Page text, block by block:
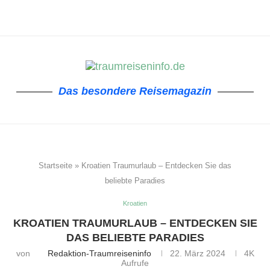
Das besondere Reisemagazin
Startseite » Kroatien Traumurlaub – Entdecken Sie das
beliebte Paradies
Kroatien
KROATIEN TRAUMURLAUB – ENTDECKEN SIE
DAS BELIEBTE PARADIES
von Redaktion-Traumreiseninfo 22. März 2024
4K
Aufrufe